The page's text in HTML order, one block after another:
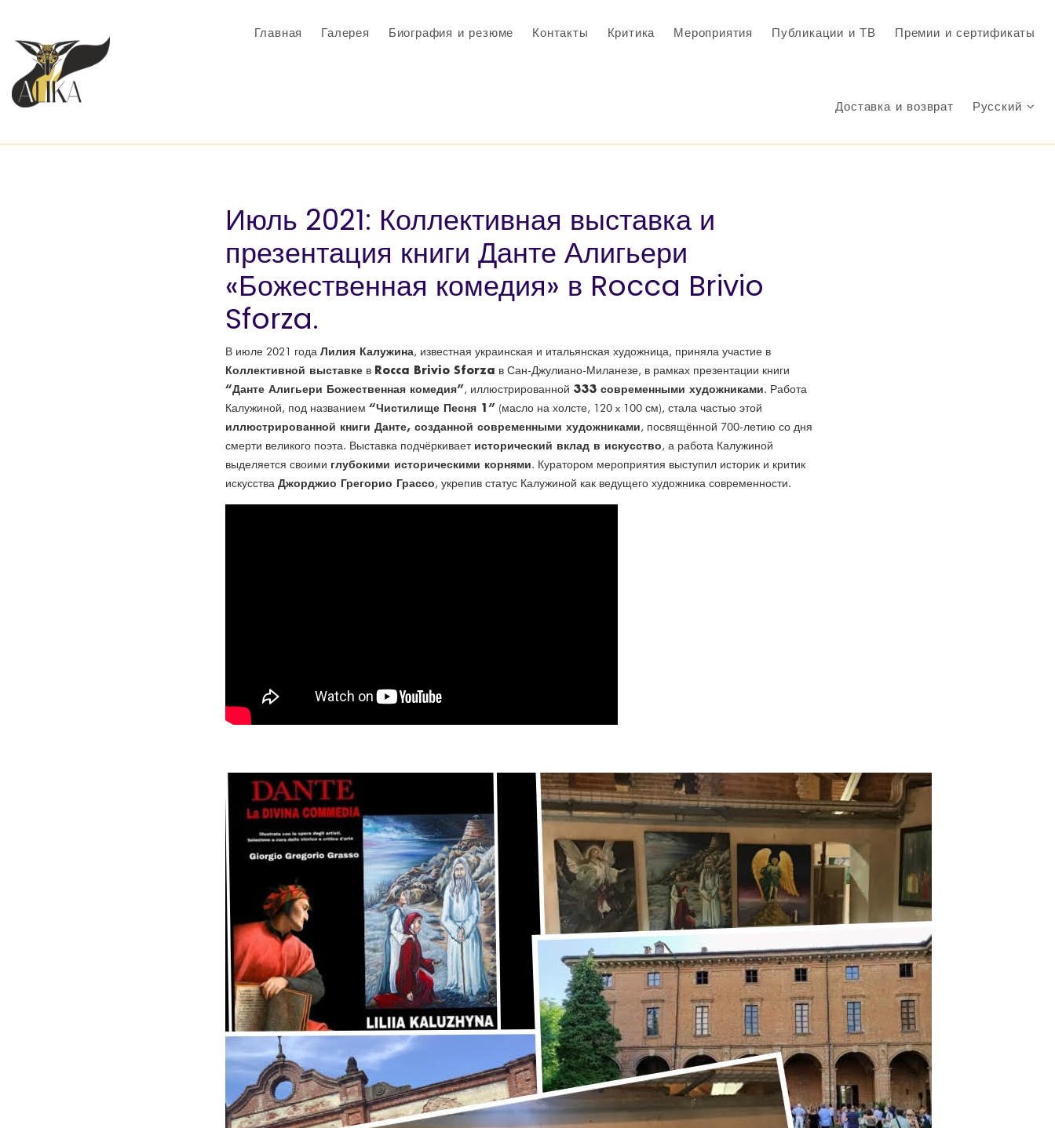
Главная Галерея Биография и резюме Контакты Критика Мероприятия Публикации и ТВ Премии и сертификаты
Доставка и возврат Русский
Июль 2021: Коллективная выставка и
презентация книги Данте Алигьери
«Божественная комедия» в Rocca Brivio
Sforza.
В июле 2021 года Лилия Калужина, известная украинская и итальянская художница, приняла участие в
Коллективной выставке в Rocca Brivio Sforza в Сан-Джулиано-Миланезе, в рамках презентации книги
“Данте Алигьери Божественная комедия”, иллюстрированной 333 современными художниками. Работа
Калужиной, под названием “Чистилище Песня 1” (масло на холсте, 120 x 100 см), стала частью этой
иллюстрированной книги Данте, созданной современными художниками, посвящённой 700-летию со дня
смерти великого поэта. Выставка подчёркивает исторический вклад в искусство, а работа Калужиной
выделяется своими глубокими историческими корнями. Куратором мероприятия выступил историк и критик
искусства Джорджио Грегорио Грассо, укрепив статус Калужиной как ведущего художника современности.